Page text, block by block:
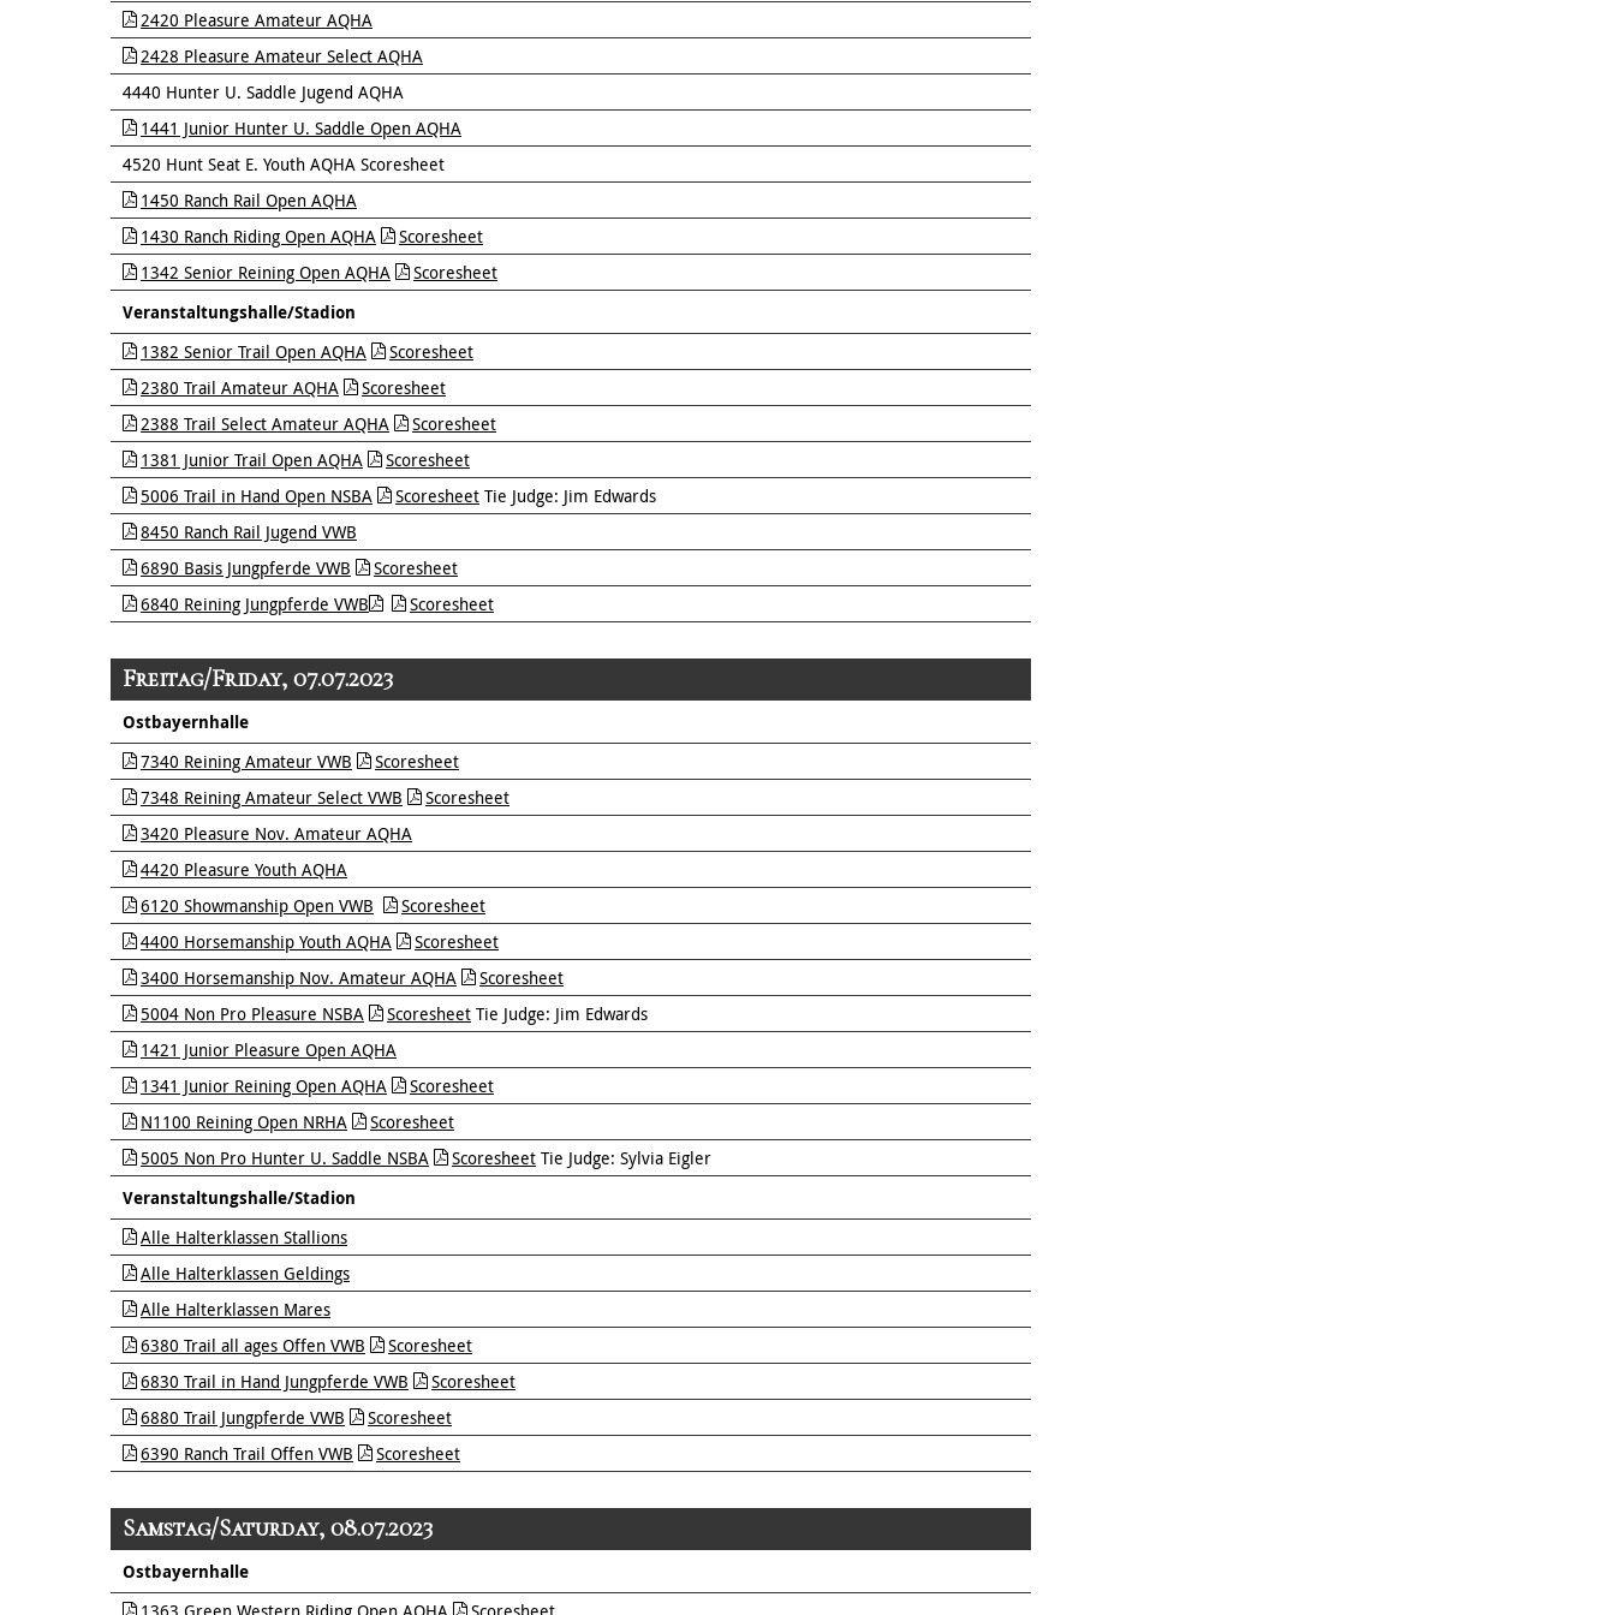
2420 Pleasure Amateur AQHA
2428 Pleasure Amateur Select AQHA
4440 Hunter U. Saddle Jugend AQHA
1441 Junior Hunter U. Saddle Open AQHA
4520 Hunt Seat E. Youth AQHA Scoresheet
1450 Ranch Rail Open AQHA
1430 Ranch Riding Open AQHA
Scoresheet
1342 Senior Reining Open AQHA
Scoresheet
Veranstaltungshalle/Stadion
1382 Senior Trail Open AQHA
Scoresheet
2380 Trail Amateur AQHA
Scoresheet
2388 Trail Select Amateur AQHA
Scoresheet
1381 Junior Trail Open AQHA
Scoresheet
5006 Trail in Hand Open NSBA
Scoresheet Tie Judge: Jim Edwards
8450 Ranch Rail Jugend VWB
6890 Basis Jungpferde VWB
Scoresheet
6840 Reining Jungpferde VWB
Scoresheet
Freitag/Friday, 07.07.2023
Ostbayernhalle
7340 Reining Amateur VWB
Scoresheet
7348 Reining Amateur Select VWB
Scoresheet
3420 Pleasure Nov. Amateur AQHA
4420 Pleasure Youth AQHA
6120 Showmanship Open VWB
Scoresheet
4400 Horsemanship Youth AQHA
Scoresheet
3400 Horsemanship Nov. Amateur AQHA
Scoresheet
5004 Non Pro Pleasure NSBA
Scoresheet Tie Judge: Jim Edwards
1421 Junior Pleasure Open AQHA
1341 Junior Reining Open AQHA
Scoresheet
N1100 Reining Open NRHA
Scoresheet
5005 Non Pro Hunter U. Saddle NSBA
Scoresheet Tie Judge: Sylvia Eigler
Veranstaltungshalle/Stadion
Alle Halterklassen Stallions
Alle Halterklassen Geldings
Alle Halterklassen Mares
6380 Trail all ages Offen VWB
Scoresheet
6830 Trail in Hand Jungpferde VWB
Scoresheet
6880 Trail Jungpferde VWB
Scoresheet
6390 Ranch Trail Offen VWB
Scoresheet
Samstag/Saturday, 08.07.2023
Ostbayernhalle